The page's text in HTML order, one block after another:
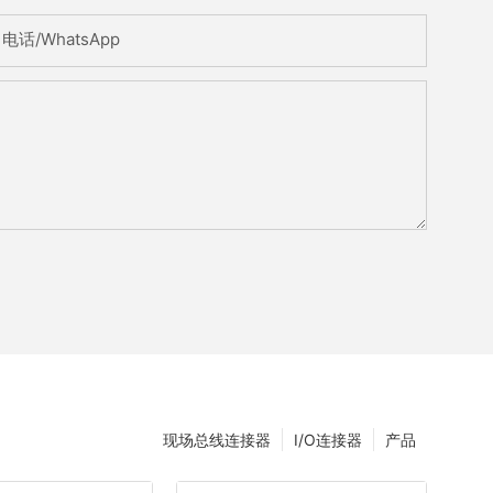
电话/WhatsApp
产品
I/O连接器
现场总线连接器